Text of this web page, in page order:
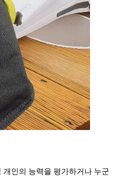
인의 능력을 평가하거나 누군